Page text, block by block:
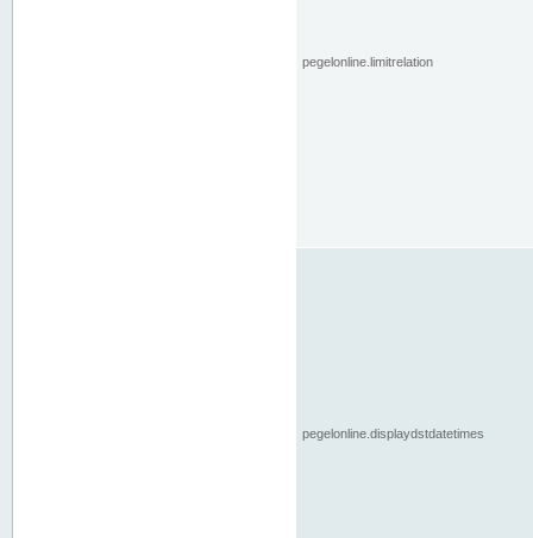
pegelonline.limitrelation
pegelonline.displaydstdatetimes